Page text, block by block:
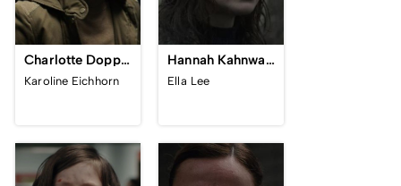
Charlotte Doppler
Karoline Eichhorn
Hannah Kahnwald
Ella Lee